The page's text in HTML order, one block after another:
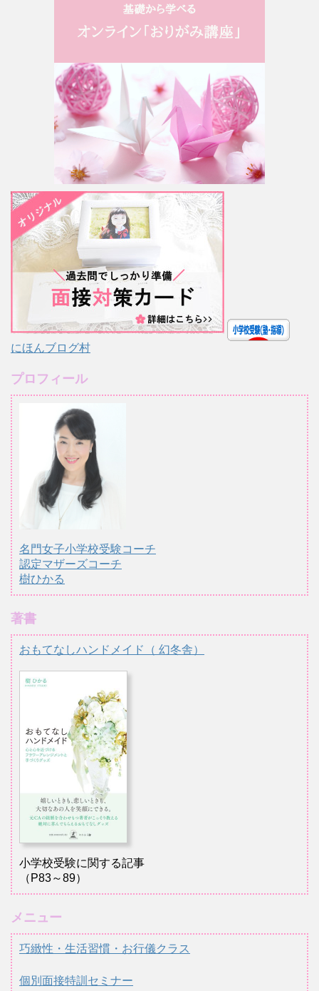
にほんブログ村
プロフィール
名門女子小学校受験コーチ
認定マザーズコーチ
樹ひかる
著書
おもてなしハンドメイド（ 幻冬舎）
小学校受験に関する記事
（P83～89）
メニュー
巧緻性・生活習慣・お行儀クラス
個別面接特訓セミナー